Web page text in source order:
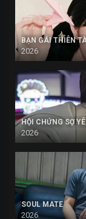
BẠN GÁI THIÊN
2026
HỘI CHỨNG SỢ
2026
SOUL MATE
2026